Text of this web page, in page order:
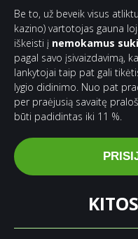
Be to, už beveik visus
kazino) vartotojas gauna
iškeisti į nemokamus
pagal savo įsivaizdavimą,
lankytojai taip pat gali
lygio didinimo. Nuo pat
per praėjusią savaitę
būti padidintas iki 11 %.